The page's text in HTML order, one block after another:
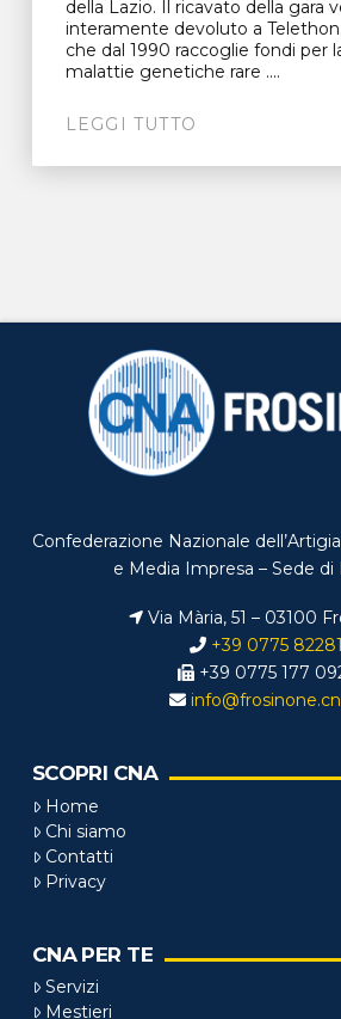
della Lazio. Il ricavato della gara
interamente devoluto a
che dal 1990 raccoglie fondi per
malattie genetiche rare ....
LEGGI TUTTO
Confederazione Nazionale
e Media Impresa – Sede di
Via Mària, 51 – 03100
+39 0775 82281
+39 0775 177
SCOPRI CNA
Home
Chi siamo
Contatti
Privacy
CNA PER TE
Servizi
Mestieri